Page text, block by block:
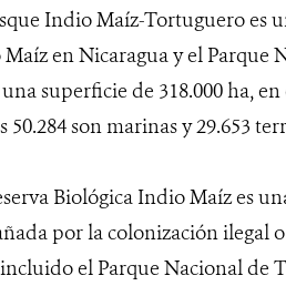
Indio Maíz-Tortuguero es
en Nicaragua y el Parque
superficie de 318.000 ha,
50.284 son marinas y 29.653
Biológica Indio Maíz es
por la colonización ilegal
el Parque Nacional de